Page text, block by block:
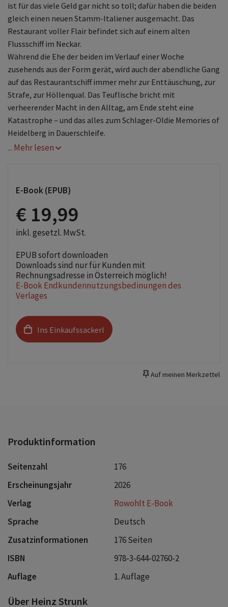
ist für das viele Geld gar nicht so toll; dafür haben die beiden
gleich einen neuen Stamm-Italiener ausgemacht. Das
Restaurant voller Flair befindet sich auf einem alten
Flussschiff im Neckar.
Während die Ehe der beiden im Verlauf einer Woche
zusehends aus der Form gerät, wird auch der abendliche Gang
auf das Restaurantschiff immer mehr zur Enttäuschung, zur
Strafe, zur Höllenqual. Das Teuflische bricht mit
verheerender Macht in den Alltag, am Ende steht eine
Katastrophe – und das alles zum Schlager-Oldie Memories of
Heidelberg in Dauerschleife.
... Mehr lesen
E-Book (EPUB)
€ 19,99
inkl. gesetzl. MwSt.
EPUB sofort downloaden
Downloads sind nur für Kunden mit
Rechnungsadresse in Österreich möglich!
E-Book Endkundennutzungsbedinungen des
Verlages
Ins Einkaufssackerl
Auf meinen Merkzettel
Produktinformation
Seitenzahl
176
Erscheinungsjahr
2026
Verlag
Rowohlt E-Book
Sprache
Deutsch
Zusatzinformationen
176 Seiten
ISBN
978-3-644-02760-2
Auflage
1. Auflage
Über Heinz Strunk